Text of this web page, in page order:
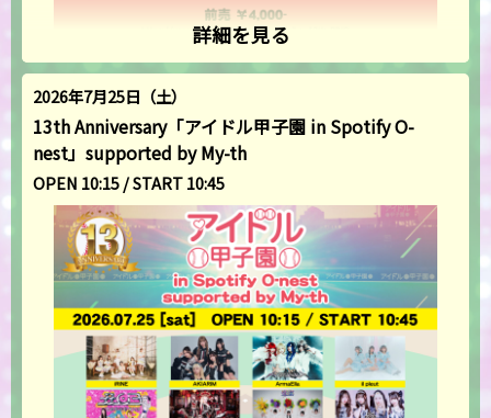
詳細を見る
2026年7月25日（土）
13th Anniversary「アイドル甲子園 in Spotify O-
nest」supported by My-th
OPEN 10:15 / START 10:45